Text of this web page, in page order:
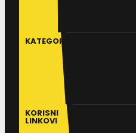
KATEGORIJE
KORISNI
LINKOVI